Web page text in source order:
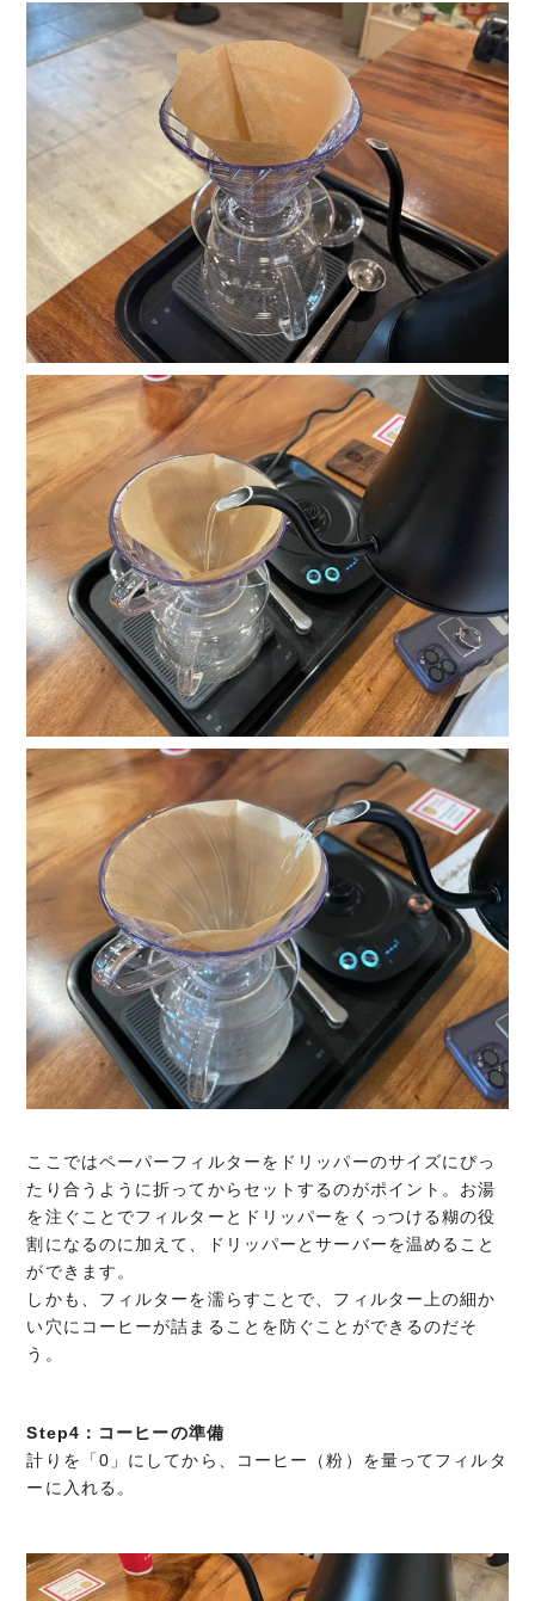
ここではペーパーフィルターをドリッパーのサイズにぴっ
たり合うように折ってからセットするのがポイント。お湯
を注ぐことでフィルターとドリッパーをくっつける糊の役
割になるのに加えて、ドリッパーとサーバーを温めること
ができます。
しかも、フィルターを濡らすことで、フィルター上の細か
い穴にコーヒーが詰まることを防ぐことができるのだそ
う。
Step4：コーヒーの準備
計りを「0」にしてから、コーヒー（粉）を量ってフィルタ
ーに入れる。